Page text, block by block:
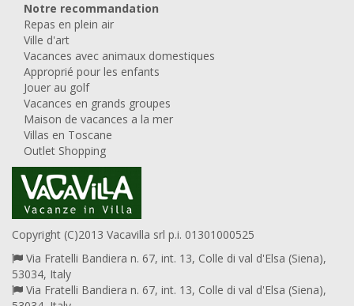
Notre recommandation
Repas en plein air
Ville d'art
Vacances avec animaux domestiques
Approprié pour les enfants
Jouer au golf
Vacances en grands groupes
Maison de vacances a la mer
Villas en Toscane
Outlet Shopping
Copyright (C)2013 Vacavilla srl p.i. 01301000525
Via Fratelli Bandiera n. 67, int. 13, Colle di val d'Elsa (Siena),
53034, Italy
Via Fratelli Bandiera n. 67, int. 13, Colle di val d'Elsa (Siena),